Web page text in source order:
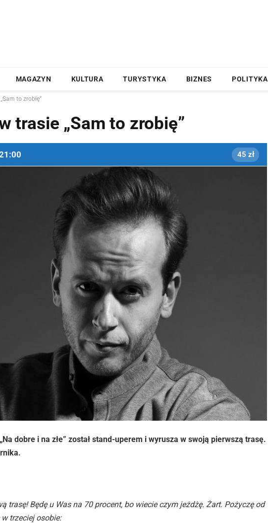
MAGAZYN KULTURA TURYSTYKA BIZNES POLITYKA
to zrobię”
trasie „Sam to zrobię”
45 zł
dobre i na złe” został stand-uperem i wyrusza w swoją pierwszą trasę.
trasę! Będę u Was na 70 procent, bo wiecie czym jeżdżę. Żart. Pożyczę od
trzeciej osobie: